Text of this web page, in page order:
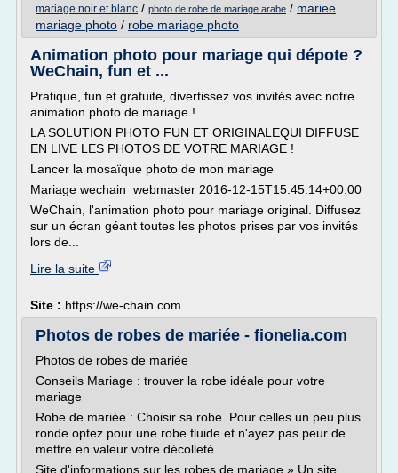
mariage noir et blanc / photo de robe de mariage arabe / mariee
mariage photo / robe mariage photo
Animation photo pour mariage qui dépote ?
WeChain, fun et ...
Pratique, fun et gratuite, divertissez vos invités avec notre
animation photo de mariage !
LA SOLUTION PHOTO FUN ET ORIGINALEQUI DIFFUSE
EN LIVE LES PHOTOS DE VOTRE MARIAGE !
Lancer la mosaïque photo de mon mariage
Mariage wechain_webmaster 2016-12-15T15:45:14+00:00
WeChain, l'animation photo pour mariage original. Diffusez
sur un écran géant toutes les photos prises par vos invités
lors de...
Lire la suite
Site : https://we-chain.com
Photos de robes de mariée - fionelia.com
Photos de robes de mariée
Conseils Mariage : trouver la robe idéale pour votre
mariage
Robe de mariée : Choisir sa robe. Pour celles un peu plus
ronde optez pour une robe fluide et n'ayez pas peur de
mettre en valeur votre décolleté.
Site d'informations sur les robes de mariage » Un site